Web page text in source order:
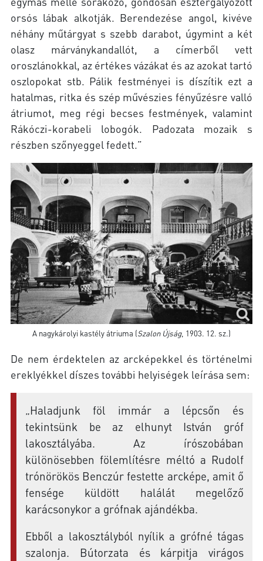
orsós lábak alkotják. Berendezése angol, kivéve
néhány műtárgyat s szebb darabot, úgymint a két
olasz márványkandallót, a címerből vett
oroszlánokkal, az értékes vázákat és az azokat tartó
oszlopokat stb. Pálik festményei is díszítik ezt a
hatalmas, ritka és szép művészies fényűzésre valló
átriumot, meg régi becses festmények, valamint
Rákóczi-korabeli lobogók. Padozata mozaik s
részben szőnyeggel fedett.”
A nagykárolyi kastély átriuma (Szalon Újság, 1903. 12. sz.)
De nem érdektelen az arcképekkel és történelmi
ereklyékkel díszes további helyiségek leírása sem:
„Haladjunk föl immár a lépcsőn és
tekintsünk be az elhunyt István gróf
lakosztályába. Az írószobában
különösebben fölemlítésre méltó a Rudolf
trónörökös Benczúr festette arcképe, amit ő
fensége küldött halálát megelőző
karácsonykor a grófnak ajándékba.
Ebből a lakosztályból nyílik a grófné tágas
szalonja. Bútorzata és kárpitja virágos